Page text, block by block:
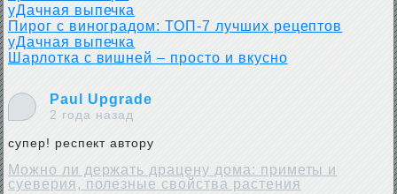
уДачная выпечка
Пирог с виноградом: ТОП-7 лучших рецептов
уДачная выпечка
Шарлотка с вишней – просто и вкусно
Paul Upgrade
2 года назад
супер! респект автору
Можно ли держать драцену дома: приметы и
суеверия, полезные свойства растения